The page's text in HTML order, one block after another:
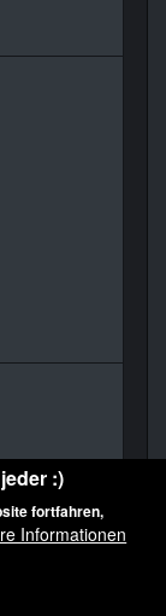
:)
fortfahren,
Informationen